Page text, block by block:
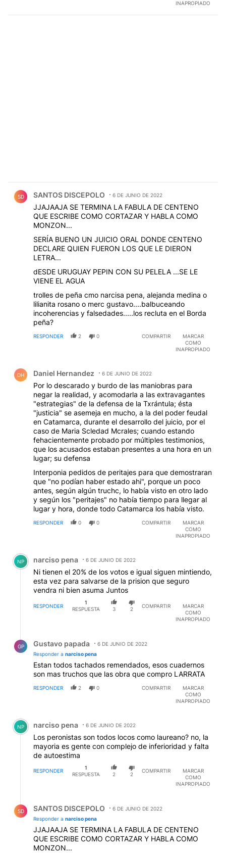
INAPROPIADO
SD SANTOS DISCEPOLO 6 DE JUNIO DE 2022
JJAJAAJA SE TERMINA LA FABULA DE CENTENO
QUE ESCRIBE COMO CORTAZAR Y HABLA COMO
MONZON...
SERÍA BUENO UN JUICIO ORAL DONDE CENTENO
DECLARE QUIEN FUERON LOS QUE LE DIERON
LETRA...
dESDE URUGUAY PEPIN CON SU PELELA ...SE LE
VIENE EL AGUA
trolles de peña cmo narcisa pena, alejanda medina o
lilianita rosano o merc gustavo....balbuceando
incoherencias y falsedades.....los recluta en el Borda
peña?
RESPONDER 2 0 COMPARTIR
MARCAR
COMO
INAPROPIADO
DH Daniel Hernandez 6 DE JUNIO DE 2022
Por lo descarado y burdo de las maniobras para
negar la realidad, y acomodarla a las extravagantes
"estrategias" de la defensa de la Txrántula; ésta
"justicia" se asemeja en mucho, a la del poder feudal
en Catamarca, durante el desarrollo del juicio, por el
caso de Maria Scledad Mcrales; cuando estando
fehacientemente probado por múltiples testimonios,
que los acusados estaban presentes a una hora en un
lugar; su defensa
Interponia pedidos de peritajes para que demostraran
que "no podían haber estado ahi", porque un poco
antes, según algún truchc, lo había visto en otro lado
y según los "peritajes" no había tiempo para llegar al
lugar y hora, donde todo Catamarca los había visto.
RESPONDER 0 0 COMPARTIR
MARCAR
COMO
INAPROPIADO
Comentario de narciso pena.
NP narciso pena 6 DE JUNIO DE 2022
Ni tienen el 20% de los votos e igual siguen mintiendo,
esta vez para salvarse de la prision que seguro
vendra ni bien asuma Juntos
RESPONDER
1
RESPUESTA
3 2
COMPARTIR
MARCAR
COMO
INAPROPIADO
GP Gustavo papada
6 DE JUNIO DE 2022
Responder a narciso pena
Estan todos tachados remendados, esos cuadernos
son mas truchos que las obra que compro LARRATA
RESPONDER 2 0 COMPARTIR
MARCAR
COMO
INAPROPIADO
Comentario de narciso pena.
NP narciso pena 6 DE JUNIO DE 2022
Los peronistas son todos locos como laureano? no, la
mayoria es gente con complejo de inferioridad y falta
de autoestima
RESPONDER
1
RESPUESTA
2 2
COMPARTIR
MARCAR
COMO
INAPROPIADO
SD SANTOS DISCEPOLO
6 DE JUNIO DE 2022
Responder a narciso pena
JJAJAAJA SE TERMINA LA FABULA DE CENTENO
QUE ESCRIBE COMO CORTAZAR Y HABLA COMO
MONZON...